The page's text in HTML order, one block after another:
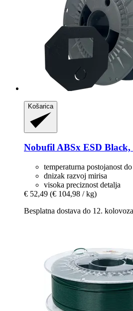
Košarica
NobufilABSx ESD Black,
temperaturna postojanost
dnizak razvoj mirisa
visoka preciznost detalja
€ 52,49 (€ 104,98 / kg)
Besplatna dostava do 12. kolovoza